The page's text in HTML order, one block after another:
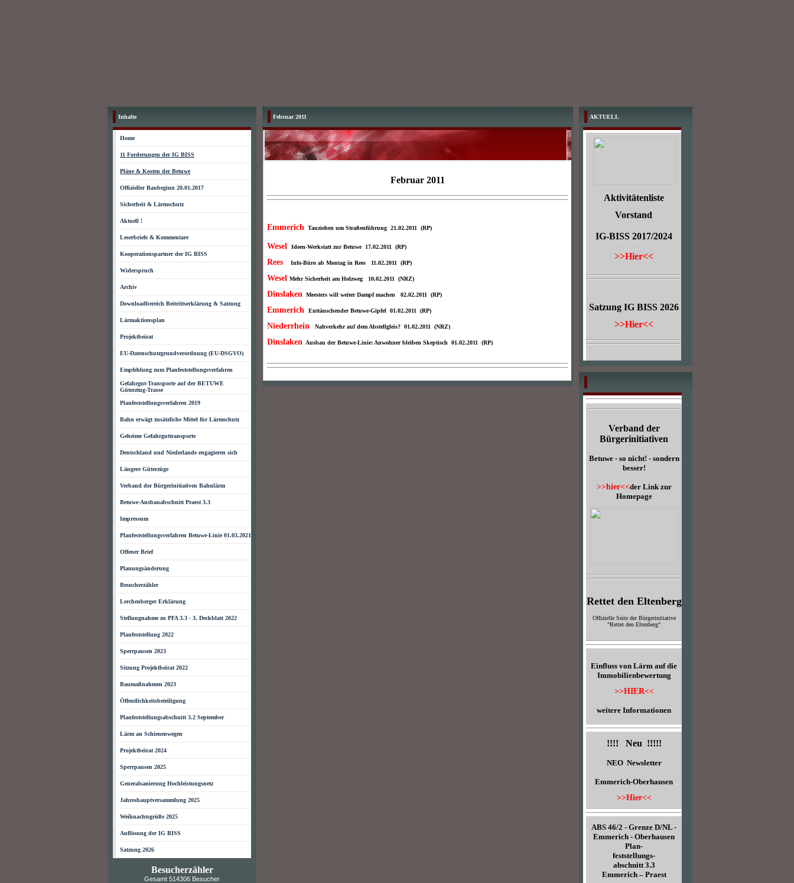
Inhalte
Home
11 Forderungen der IG BISS
Pläne & Kosten der Betuwe
Offizieller Baubeginn 20.01.2017
Sicherheit & Lärmschutz
Aktuell !
Leserbriefe & Kommentare
Kooperationspartner der IG BISS
Widerspruch
Archiv
Downloadbereich Beitrittserklärung & Satzung
Lärmaktionsplan
Projektbeirat
EU-Datenschutzgrundverordnung (EU-DSGVO)
Empfehlung zum Planfeststellungsverfahren
Gefahrgut-Transporte auf der BETUWE
Güterztug-Trasse
Planfeststellungsverfahren 2019
Bahn erwägt zusätzliche Mittel für Lärmschutz
Geheime Gefahrguttransporte
Deutschland und Niederlande engagieren sich
Längere Güterzüge
Verband der Bürgerinitiativen Bahnlärm
Betuwe-Ausbauabschnitt Praest 3.3
Impressum
Planfeststellungsverfahren Betuwe-Linie 01.03.2021
Offener Brief
Planungsänderung
Besucherzähler
Lerchenberger Erklärung
Stellungnahme zu PFA 3.3 - 3. Deckblatt 2022
Planfeststellung 2022
Sperrpausen 2023
Sitzung Projektbeirat 2022
Baumaßnahmen 2023
Öffentlichkeitsbeteiligung
Planfeststellungsabschnitt 3.2 September
Lärm an Schienenwegen
Projektbeirat 2024
Sperrpausen 2025
Generalsanierung Hochleistungsnetz
Jahreshauptversammlung 2025
Weihnachtsgrüße 2025
Auflösung der IG BISS
Satzung 2026
Besucherzähler
Gesamt 514306 Besucher
Februar 2011
Februar 2011
Emmerich Tauziehen um Straßenführung 21.02.2011 (RP)
Wesel Ideen-Werkstatt zur Betuwe 17.02.2011 (RP)
Rees Info-Büro ab Montag in Rees 11.02.2011 (RP)
Wesel Mehr Sicherheit am Holzweg 10.02.2011 (NRZ)
Dinslaken Meesters will weiter Dampf machen 02.02.2011 (RP)
Emmerich Enttäuschender Betuwe-Gipfel 01.02.2011 (RP)
Niederrhein Nahverkehr auf dem Abstellgleis? 01.02.2011 (NRZ)
Dinslaken Ausbau der Betuwe-Linie: Anwohner bleiben Skeptisch 01.02.2011 (RP)
AKTUELL
Aktivitätenliste
Vorstand
IG-BISS 2017/2024
>>Hier<<
Satzung IG BISS 2026
>>Hier<<
Verband der
Bürgerinitiativen
Betuwe - so nicht! - sondern
besser!
>>hier<<der Link zur
Homepage
Rettet den Eltenberg
Offizielle Seite der Bürgerinitiative
"Rettet den Eltenberg"
Einfluss von Lärm auf die
Immobilienbewertung
>>HIER<<
weitere Informationen
!!!! Neu !!!!!
NEO Newsletter
Emmerich-Oberhausen
>>Hier<<
ABS 46/2 - Grenze D/NL -
Emmerich - Oberhausen
Plan-
feststellungs-
abschnitt 3.3
Emmerich – Praest